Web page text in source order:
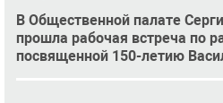
В Общественной палате
прошла рабочая встреча по
посвященной 150-летию